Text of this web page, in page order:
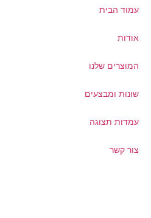
עמוד הבית
אודות
המוצרים שלנו
שונות ומבצעים
עמדות תצוגה
צור קשר